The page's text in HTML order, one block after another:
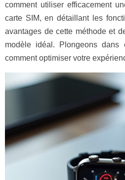
comment utiliser efficacement
carte SIM, en détaillant les
avantages de cette méthode et
modèle idéal. Plongeons dans
comment optimiser votre